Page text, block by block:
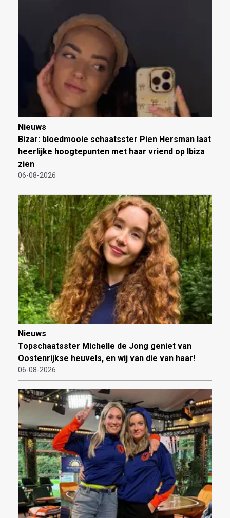
Nieuws
Bizar: bloedmooie schaatsster Pien Hersman laat
heerlijke hoogtepunten met haar vriend op Ibiza
zien
06-08-2026
Nieuws
Topschaatsster Michelle de Jong geniet van
Oostenrijkse heuvels, en wij van die van haar!
06-08-2026